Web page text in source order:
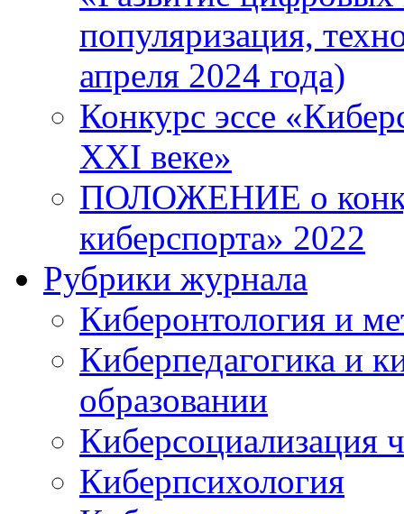
популяризация,
апреля 2024 года)
Конкурс эссе
XXI веке»
ПОЛОЖЕНИЕ о
киберспорта» 2022
Рубрики журнала
Киберонтология и
Киберпедагогика и
образовании
Киберсоциализация
Киберпсихология